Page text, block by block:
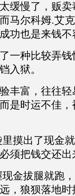
缓慢了，贩
马尔科姆.艾
功也是来钱不
一种比较弄
入狱。
丰富，往往
是时运不佳
摸出了现金
须把钱交还出
金拔腿就跑
，狼狈落地